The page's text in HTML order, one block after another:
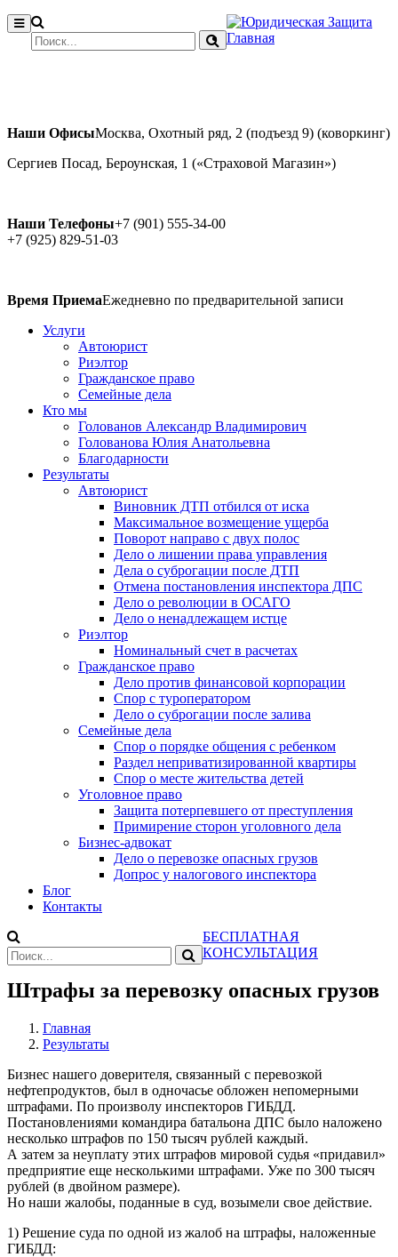
Наши ОфисыМосква, Охотный ряд, 2 (подъезд 9) (коворкинг)
Сергиев Посад, Бероунская, 1 («Страховой Магазин»)
Наши Телефоны+7 (901) 555-34-00
+7 (925) 829-51-03
Время ПриемаЕжедневно по предварительной записи
Главная
Услуги
Автоюрист
Риэлтор
Гражданское право
Семейные дела
Кто мы
Голованов Александр Владимирович
Голованова Юлия Анатольевна
Благодарности
Результаты
Автоюрист
Виновник ДТП отбился от иска
Максимальное возмещение ущерба
Поворот направо с двух полос
Дело о лишении права управления
Дела о суброгации после ДТП
Отмена постановления инспектора ДПС
Дело о революции в ОСАГО
Дело о ненадлежащем истце
Риэлтор
Номинальный счет в расчетах
Гражданское право
Дело против финансовой корпорации
Спор с туроператором
Дело о суброгации после залива
Семейные дела
Спор о порядке общения с ребенком
Раздел неприватизированной квартиры
Спор о месте жительства детей
Уголовное право
Защита потерпевшего от преступления
Примирение сторон уголовного дела
Бизнес-адвокат
Дело о перевозке опасных грузов
Допрос у налогового инспектора
Блог
Контакты
БЕСПЛАТНАЯ
КОНСУЛЬТАЦИЯ
Штрафы за перевозку опасных грузов
Главная
Результаты
Бизнес нашего доверителя, связанный с перевозкой
нефтепродуктов, был в одночасье обложен непомерными
штрафами. По произволу инспекторов ГИБДД.
Постановлениями командира батальона ДПС было наложено
несколько штрафов по 150 тысяч рублей каждый.
А затем за неуплату этих штрафов мировой судья «придавил»
предприятие еще несколькими штрафами. Уже по 300 тысяч
рублей (в двойном размере).
Но наши жалобы, поданные в суд, возымели свое действие.
1) Решение суда по одной из жалоб на штрафы, наложенные
ГИБДД: